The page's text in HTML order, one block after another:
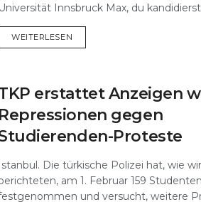
Universität Innsbruck Max, du
WEITERLESEN
erstattet Anzeigen
Repressionen gegen
Proteste
Istanbul. Die türkische Polizei hat, wie
am 1. Februar 159 Studenten
und versucht, weitere